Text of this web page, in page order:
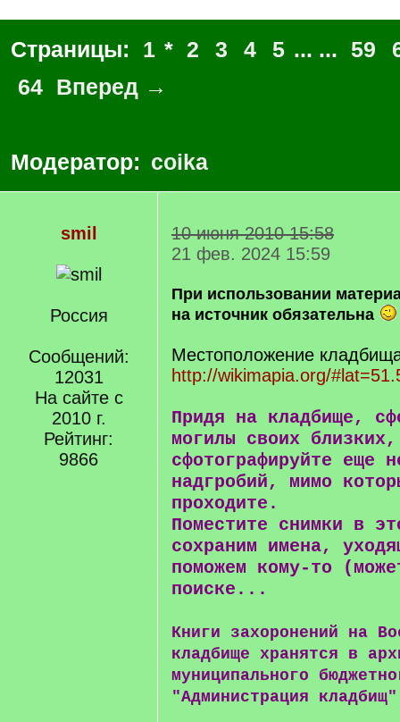
Страницы: 1 * 2 3 4 5 ... ... 59
64 Вперед →
Модератор: coika
smil
Россия
Сообщений:
12031
На сайте с
2010 г.
Рейтинг:
9866
10 июня 2010 15:58
21 фев. 2024 15:59
При использовании
на источник обязательна
Местоположение
http://wikimapia.org/
Придя на кладбище,
могилы своих близких,
сфотографируйте еще
надгробий, мимо
проходите.
Поместите снимки в
сохраним имена,
поможем кому-то
поиске...
Книги захоронений на
кладбище хранятся в
муниципального
"Администрация